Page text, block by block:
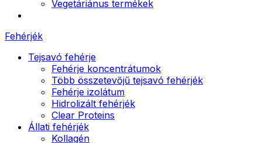
Vegetáriánus termékek
Fehérjék
Tejsavó fehérje
Fehérje koncentrátumok
Több összetevőjű tejsavó fehérjék
Fehérje izolátum
Hidrolizált fehérjék
Clear Proteins
Állati fehérjék
Kollagén